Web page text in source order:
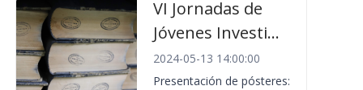
VI Jornadas de
Jóvenes Investi...
2024-05-13 14:00:00
Presentación de pósteres: